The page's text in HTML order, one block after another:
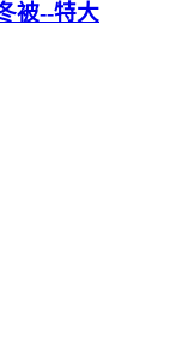
被--特大